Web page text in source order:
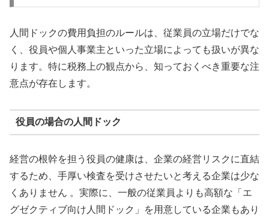
人間ドックの費用負担のルールは、従業員の立場だけでな
く、役員や個人事業主といった立場によっても扱いが異な
ります。特に税務上の観点から、知っておくべき重要な注
意点が存在します。
役員の場合の人間ドック
経営の根幹を担う役員の健康は、企業の経営リスクに直結
するため、手厚い検査を受けさせたいと考える企業は少な
くありません 。実際に、一般の従業員よりも高額な「エ
グゼクティブ向け人間ドック」を用意している企業もあり